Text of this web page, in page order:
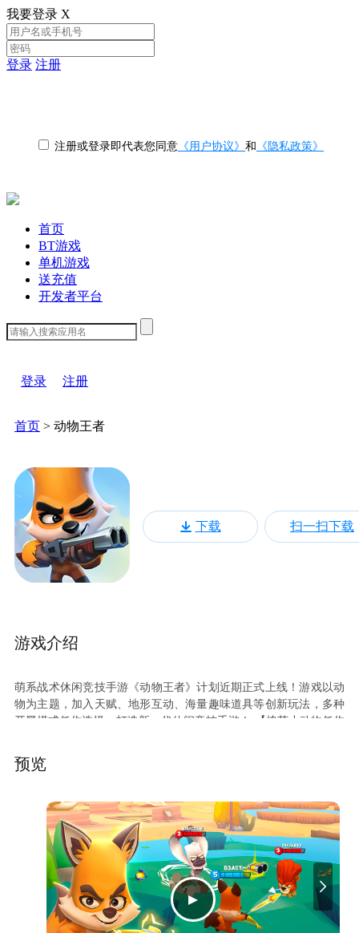
我要登录 X
登录 注册
注册或登录即代表您同意 《用户协议》 和 《隐私政策》
首页
BT游戏
单机游戏
送充值
开发者平台
登录 注册
首页 > 动物王者
动作 | 竞技 | 休闲 | 生存 | 宠物
下载 扫一扫下载
游戏介绍
萌系战术休闲竞技手游《动物王者》计划近期正式上线！游戏以动
物为主题，加入天赋、地形互动、海量趣味道具等创新玩法，多种
开黑模式任你选择，打造新一代休闲竞技手游！ 【拽萌小动物任你
你扮演。 【地形互动 机智对抗】 灌木丛隐身、冰地行走会打滑、
入水阻断所有技能，巧妙利用地形与敌人一决胜负吧！ 【个性天赋
预览